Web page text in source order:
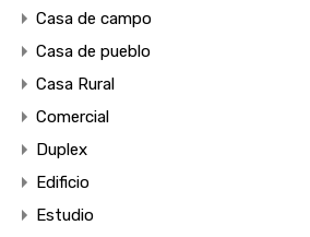
Casa de campo
Casa de pueblo
Casa Rural
Comercial
Duplex
Edificio
Estudio